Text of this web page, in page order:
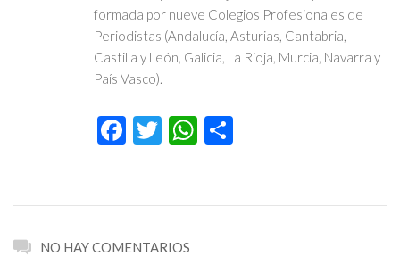
formada por nueve Colegios Profesionales de
Periodistas (Andalucía, Asturias, Cantabria,
Castilla y León, Galicia, La Rioja, Murcia, Navarra y
País Vasco).
Facebook
TwitterWhatsApp
NO HAY COMENTARIOS